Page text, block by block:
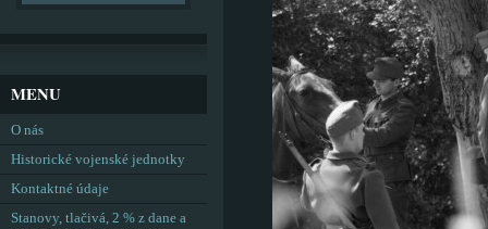
MENU
O nás
Historické vojenské jednotky
Kontaktné údaje
Stanovy, tlačivá, 2 % z dane a